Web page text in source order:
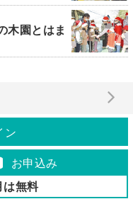
木園とはま
ン
お申込み
は無料